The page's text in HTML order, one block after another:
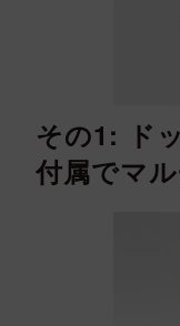
その1: ド
付属でマ